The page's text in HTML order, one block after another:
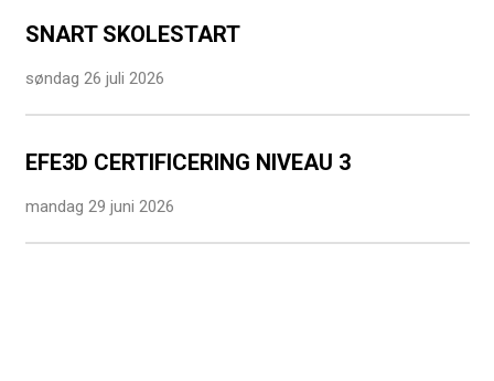
SNART SKOLESTART
søndag 26 juli 2026
EFE3D CERTIFICERING NIVEAU 3
mandag 29 juni 2026